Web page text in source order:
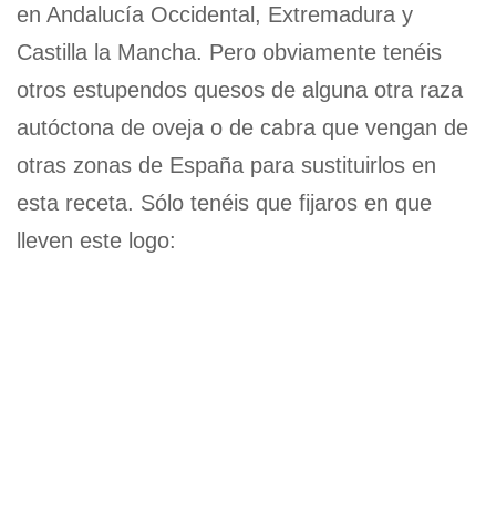
en Andalucía Occidental, Extremadura y
Castilla la Mancha. Pero obviamente tenéis
otros estupendos quesos de alguna otra raza
autóctona de oveja o de cabra que vengan de
otras zonas de España para sustituirlos en
esta receta. Sólo tenéis que fijaros en que
lleven este logo: